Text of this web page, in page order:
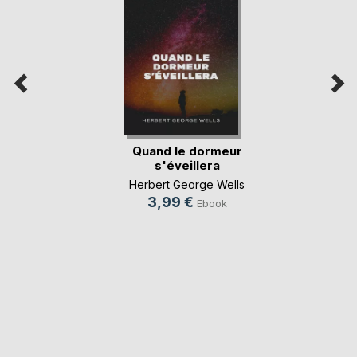
Quand le dormeur
s'éveillera
Herbert George Wells
3,99 € Ebook